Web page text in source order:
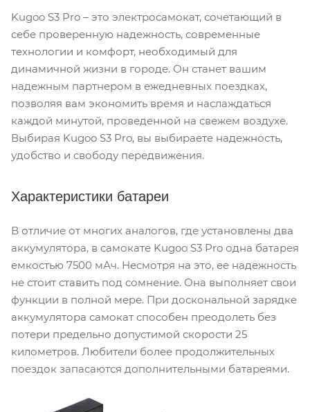
Kugoo S3 Pro – это электросамокат, сочетающий в
себе проверенную надежность, современные
технологии и комфорт, необходимый для
динамичной жизни в городе. Он станет вашим
надежным партнером в ежедневных поездках,
позволяя вам экономить время и наслаждаться
каждой минутой, проведенной на свежем воздухе.
Выбирая Kugoo S3 Pro, вы выбираете надежность,
удобство и свободу передвижения.
Характеристики батареи
В отличие от многих аналогов, где установлены два
аккумулятора, в самокате Kugoo S3 Pro одна батарея
емкостью 7500 мАч. Несмотря на это, ее надежность
не стоит ставить под сомнение. Она выполняет свои
функции в полной мере. При доскональной зарядке
аккумулятора самокат способен преодолеть без
потери предельно допустимой скорости 25
километров. Любители более продолжительных
поездок запасаются дополнительными батареями.